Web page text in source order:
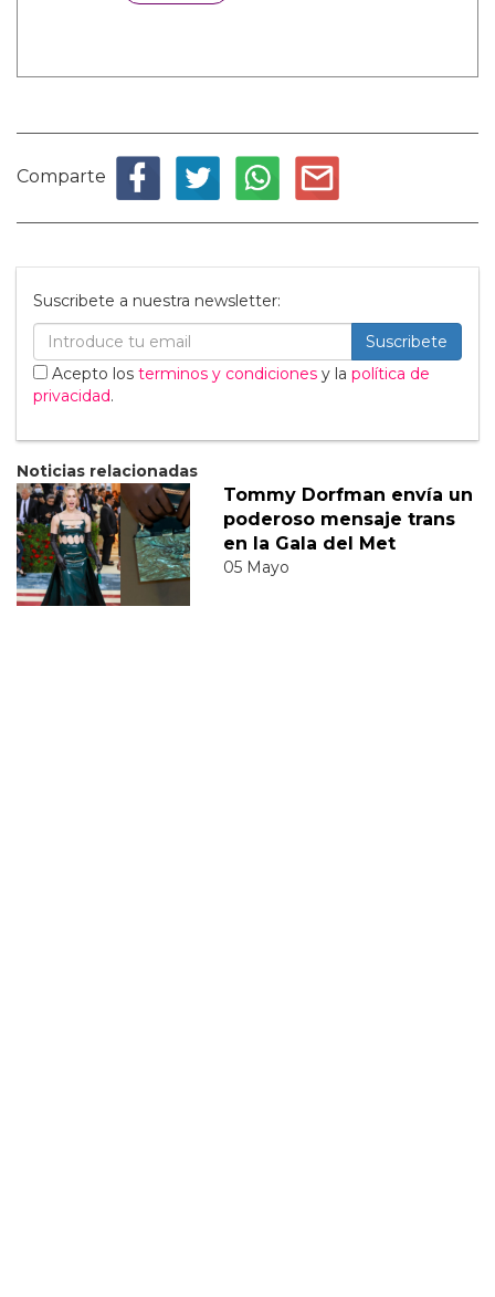
Comparte
Suscribete a nuestra newsletter:
Suscribete
Acepto los terminos y condiciones y la política de
privacidad.
Noticias relacionadas
Tommy Dorfman envía un
poderoso mensaje trans
en la Gala del Met
05 Mayo